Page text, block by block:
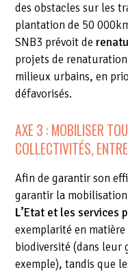
des obstacles sur les
plantation de 50
SNB3 prévoit de
projets de
milieux urbains, en
défavorisés.
AXE 3 : MOBILISER
COLLECTIVITÉS,
Afin de garantir son
garantir la
L’Etat et les services
exemplarité en
biodiversité (dans leur
exemple), tandis que